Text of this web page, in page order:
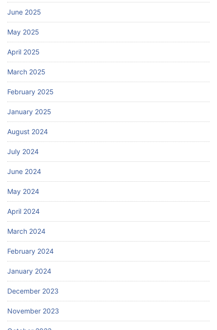
June 2025
May 2025
April 2025
March 2025
February 2025
January 2025
August 2024
July 2024
June 2024
May 2024
April 2024
March 2024
February 2024
January 2024
December 2023
November 2023